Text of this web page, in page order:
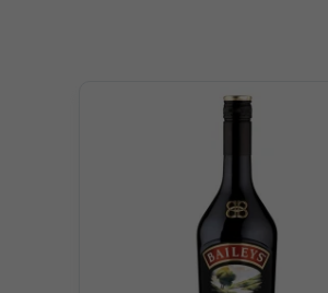
Mô tả hương vị
Một chai rượu mạnh như
được cả phái mạnh và phái đẹp
Tại Việt Nam bạn có thể gọi tên
Gợi ý thưởng thức